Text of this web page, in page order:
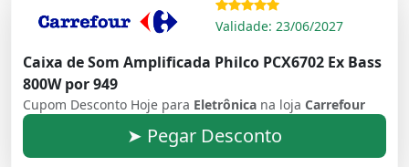
Validade: 23/06/2027
Caixa de Som Amplificada Philco PCX6702 Ex Bass
800W por 949
Cupom Desconto Hoje para Eletrônica na loja Carrefour
➤ Pegar Desconto